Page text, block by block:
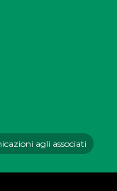
agli associati